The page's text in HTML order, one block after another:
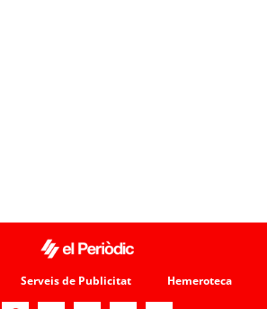
Serveis de Publicitat Hemeroteca